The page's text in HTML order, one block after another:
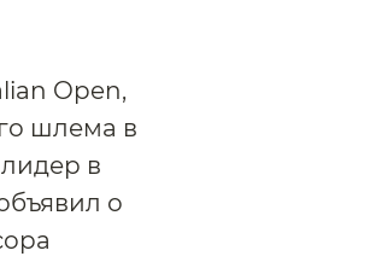
Open,
шлема в
в
о